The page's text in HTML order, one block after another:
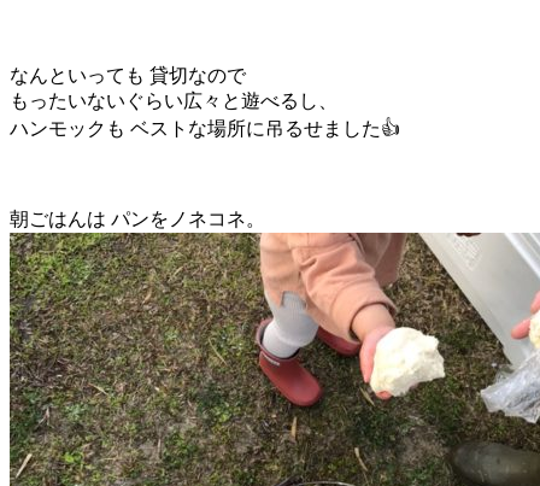
なんといっても 貸切なので
もったいないぐらい広々と遊べるし、
ハンモックも ベストな場所に吊るせました👍
朝ごはんは パンをノネコネ。